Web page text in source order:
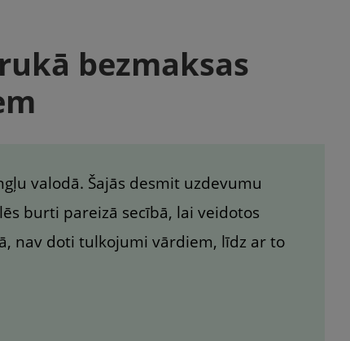
bezmaksas
valodā. Šajās desmit uzdevumu
burti pareizā secībā, lai veidotos
nav doti tulkojumi vārdiem, līdz ar to